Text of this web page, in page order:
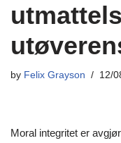
by Felix Grayson 12/
Moral integritet er